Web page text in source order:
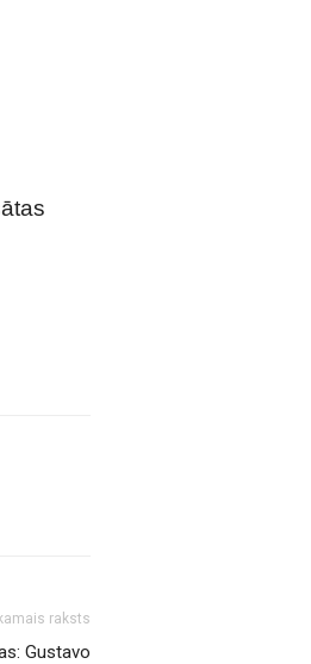
raksts
Gustavo